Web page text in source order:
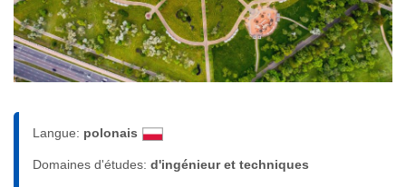
Langue: polonais
Domaines d'études: d'ingénieur et techniques